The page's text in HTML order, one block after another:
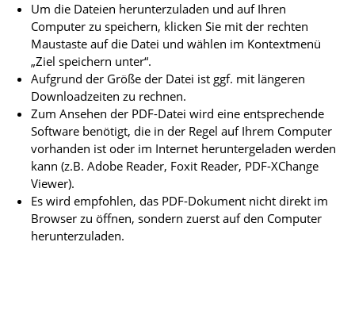
Um die Dateien herunterzuladen und auf Ihren
Computer zu speichern, klicken Sie mit der rechten
Maustaste auf die Datei und wählen im Kontextmenü
„Ziel speichern unter“.
Aufgrund der Größe der Datei ist ggf. mit längeren
Downloadzeiten zu rechnen.
Zum Ansehen der PDF-Datei wird eine entsprechende
Software benötigt, die in der Regel auf Ihrem Computer
vorhanden ist oder im Internet heruntergeladen werden
kann (z.B. Adobe Reader, Foxit Reader, PDF-XChange
Viewer).
Es wird empfohlen, das PDF-Dokument nicht direkt im
Browser zu öffnen, sondern zuerst auf den Computer
herunterzuladen.